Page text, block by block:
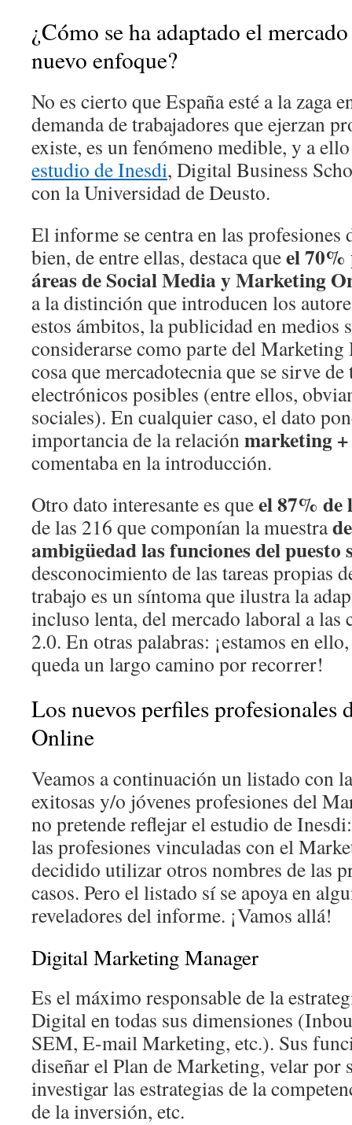
¿Cómo se ha adaptado el
nuevo enfoque?
No es cierto que España esté a la zaga
demanda de trabajadores que ejerzan
existe, es un fenómeno medible, y a
estudio de Inesdi, Digital Business
con la Universidad de Deusto.
El informe se centra en las profesiones
bien, de entre ellas, destaca queel 70%
áreas de Social Media y Marketing
a la distinción que introducen los
estos ámbitos, la publicidad en medios
considerarse como parte del
cosa que mercadotecnia que se sirve
electrónicos posibles (entre ellos,
sociales). En cualquier caso, el dato
importancia de la relaciónmarketing
comentaba en la introducción.
Otro dato interesante es queel 87% de
de las 216 que componían la muestra
ambigüedad las funciones del puesto
desconocimiento de las tareas propias
trabajo es un síntoma que ilustra la
incluso lenta, del mercado laboral a las
2.0. En otras palabras: ¡estamos en
queda un largo camino por recorrer!
Los nuevos perfiles profesionales
Online
Veamos a continuación un listado con
exitosas y/o jóvenes profesiones del
no pretende reflejar el estudio de
las profesiones vinculadas con el
decidido utilizar otros nombres de las
casos. Pero el listado sí se apoya en
reveladores del informe. ¡Vamos allá!
Digital Marketing Manager
Es el máximo responsable de la
Digital en todas sus dimensiones
SEM, E-mail Marketing, etc.). Sus
diseñar el Plan de Marketing, velar por
investigar las estrategias de la
de la inversión, etc.